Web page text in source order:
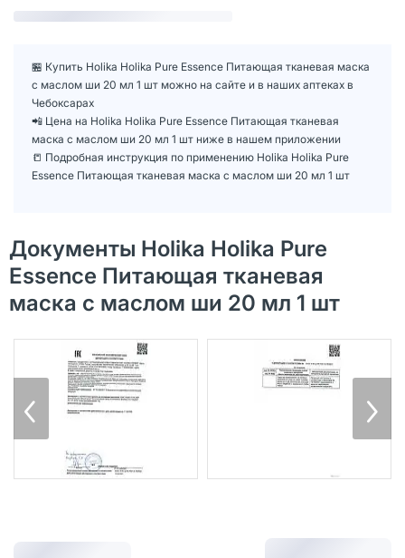
🏪 Купить Holika Holika Pure Essence Питающая тканевая маска
с маслом ши 20 мл 1 шт можно на сайте и в наших аптеках в
Чебоксарах
📲 Цена на Holika Holika Pure Essence Питающая тканевая
маска с маслом ши 20 мл 1 шт ниже в нашем приложении
📒 Подробная инструкция по применению Holika Holika Pure
Essence Питающая тканевая маска с маслом ши 20 мл 1 шт
Документы Holika Holika Pure
Essence Питающая тканевая
маска с маслом ши 20 мл 1 шт